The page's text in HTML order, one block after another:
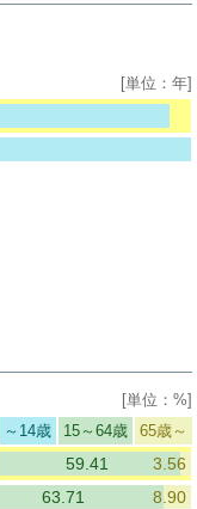
[単位：年]
[単位：%]
～14歳
15～64歳 65歳～
59.41
3.56
63.71 8.90